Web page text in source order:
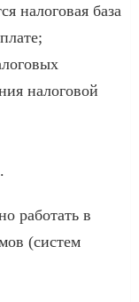
налоговая база
налоговой
работать в
(систем